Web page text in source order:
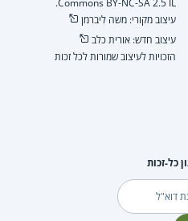
Commons BY-NC-SA 2.5 IL.
עיצוב מקורי: משה ליברמן
עיצוב חדש: אורית כלב
הזכויות לעיצוב שמורות לכל זכות
כל-זכות